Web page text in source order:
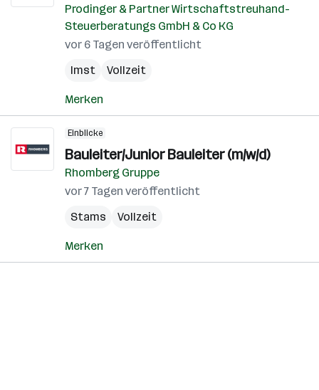
Prodinger & Partner Wirtschaftstreuhand-
Steuerberatungs GmbH & Co KG
vor 6 Tagen veröffentlicht
Imst
Vollzeit
Merken
Einblicke
Bauleiter/Junior Bauleiter (m/w/d)
Rhomberg Gruppe
vor 7 Tagen veröffentlicht
Stams
Vollzeit
Merken